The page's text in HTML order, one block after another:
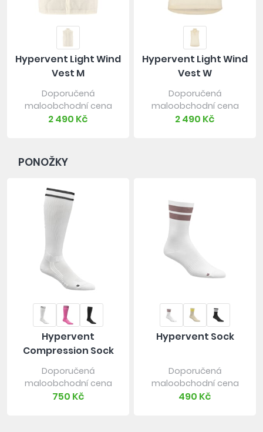
Hypervent Light Wind
Vest M
Doporučená
maloobchodní cena
2 490 Kč
Hypervent Light Wind
Vest W
Doporučená
maloobchodní cena
2 490 Kč
PONOŽKY
Hypervent
Compression Sock
Doporučená
maloobchodní cena
750 Kč
Hypervent Sock
Doporučená
maloobchodní cena
490 Kč